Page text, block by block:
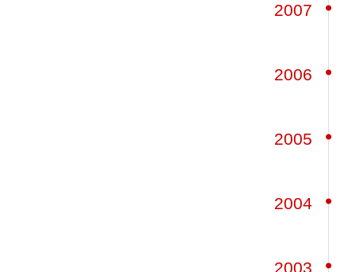
2007
2006
2005
2004
2003